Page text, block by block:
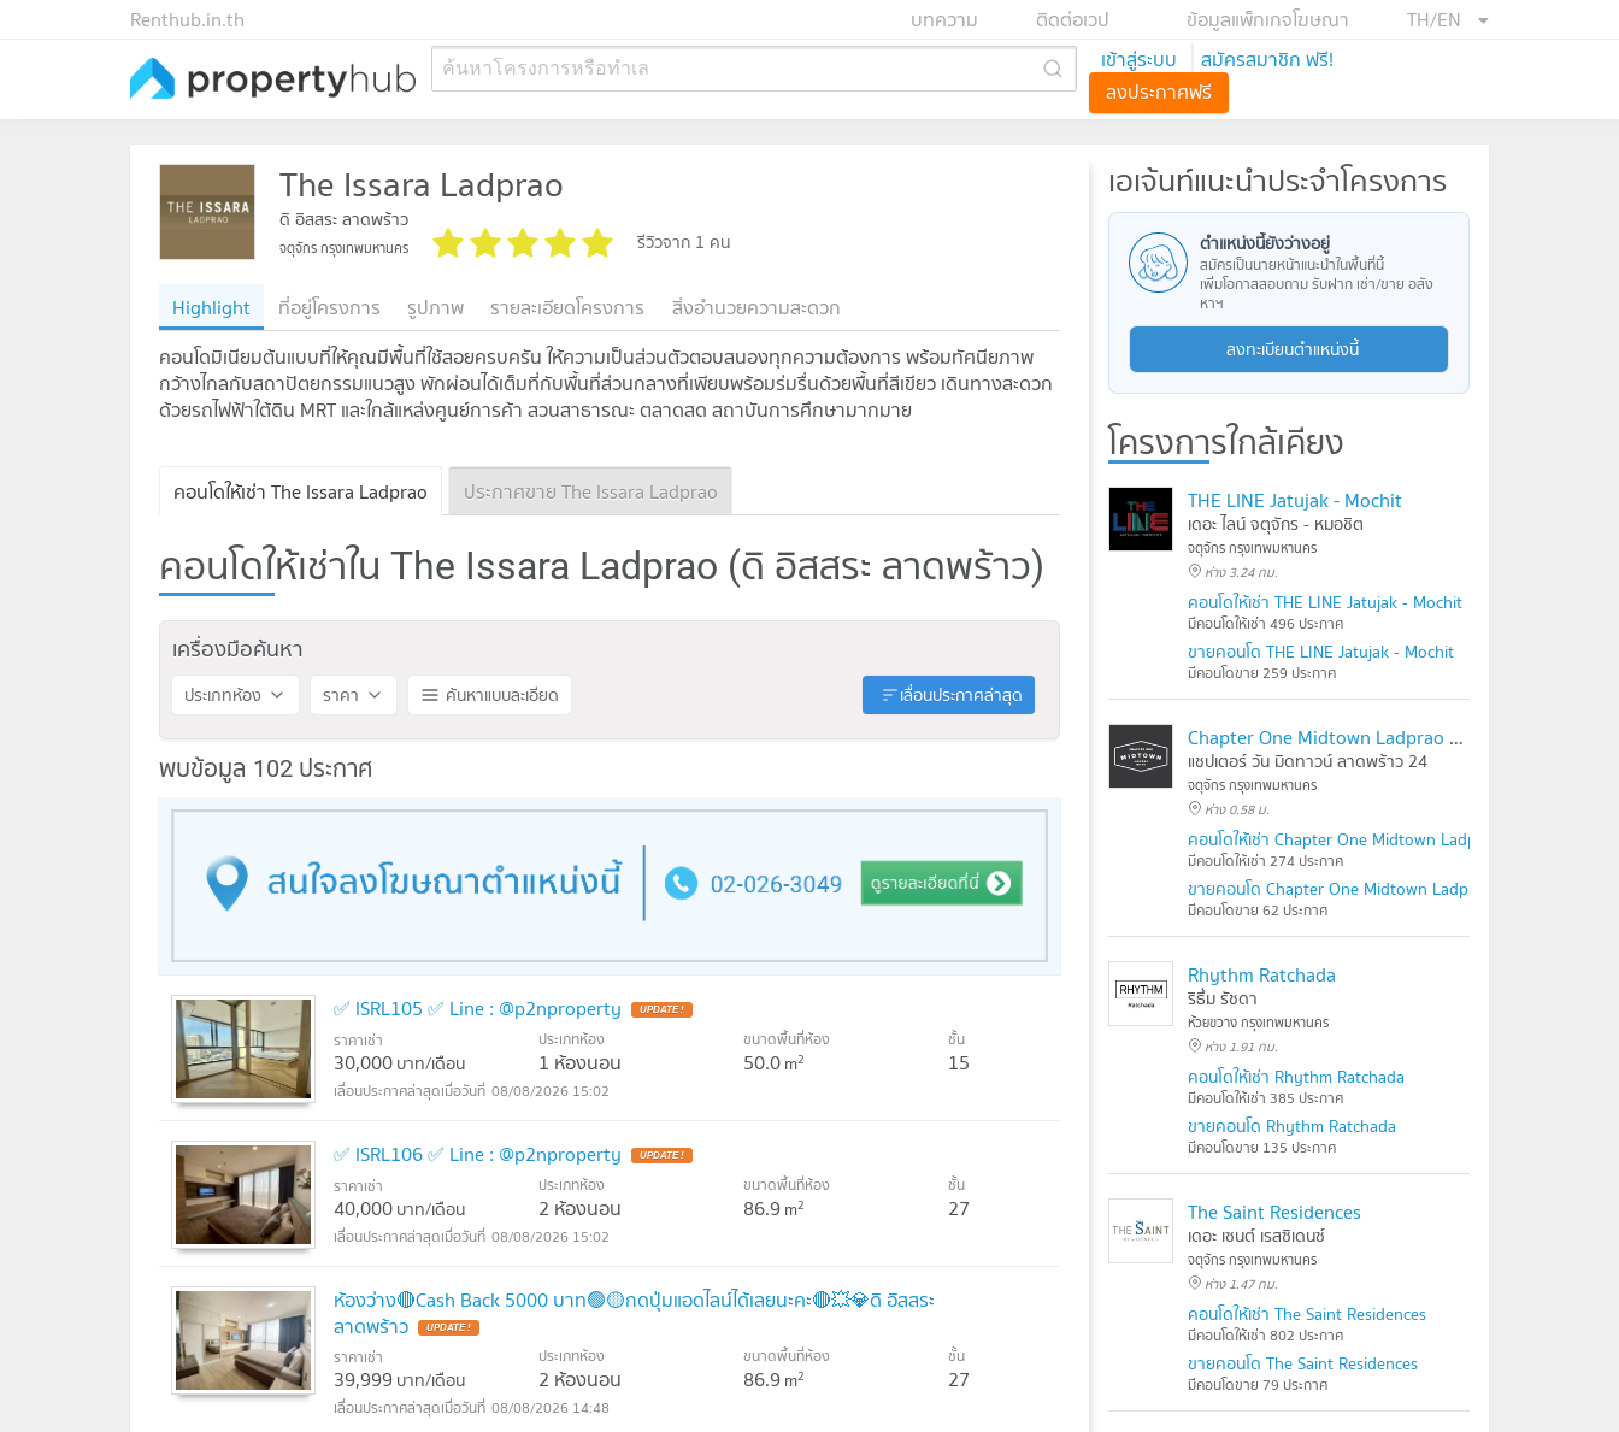
TH/EN
ข้อมูลแพ็กเกจโฆษณา
ติดต่อเวป
บทความ
Renthub.in.th
ค้นหาโครงการหรือทำเล เข้าสู่ระบบ
สมัครสมาชิก ฟรี!
ลงประกาศฟรี
The Issara Ladprao
ดิ อิสสระ ลาดพร้าว
จตุจักร กรุงเทพมหานคร รีวิวจาก 1 คน
Highlight ที่อยู่โครงการ รูปภาพ รายละเอียดโครงการ
สิ่งอำนวยความสะดวก
คอนโดมิเนียมต้นแบบที่ให้คุณมีพื้นที่ใช้สอยครบครัน ให้ความเป็นส่วนตัวตอบสนองทุกความต้องการ พร้อมทัศนียภาพ
กว้างไกลกับสถาปัตยกรรมแนวสูง พักผ่อนได้เต็มที่กับพื้นที่ส่วนกลางที่เพียบพร้อมร่มรื่นด้วยพื้นที่สีเขียว เดินทางสะดวก
ด้วยรถไฟฟ้าใต้ดิน MRT และใกล้แหล่งศูนย์การค้า สวนสาธารณะ ตลาดสด สถาบันการศึกษามากมาย
คอนโดให้เช่า The Issara Ladprao ประกาศขาย The Issara Ladprao
คอนโดให้เช่าใน The Issara Ladprao (ดิ อิสสระ ลาดพร้าว)
เครื่องมือค้นหา
ประเภทห้อง ราคา ค้นหาแบบละเอียด เลื่อนประกาศล่าสุด
พบข้อมูล 102 ประกาศ
✅ ISRL105 ✅ Line : @p2nproperty UPDATE !
ราคาเช่า
30,000บาท/เดือน
ประเภทห้อง
1 ห้องนอน
ขนาดพื้นที่ห้อง
50.0m2
ชั้น
15
08/08/2026 15:02
✅ ISRL106 ✅ Line : @p2nproperty UPDATE !
ราคาเช่า
40,000บาท/เดือน
ประเภทห้อง
2 ห้องนอน
ขนาดพื้นที่ห้อง
86.9m2
ชั้น
27
08/08/2026 15:02
ห้องว่าง🔴Cash Back 5000 บาท🟢🟡กดปุ่มแอดไลน์ได้เลยนะคะ🔴💥💎ดิ อิสสระ
ลาดพร้าว
UPDATE !
ราคาเช่า
39,999บาท/เดือน
ประเภทห้อง
2 ห้องนอน
ขนาดพื้นที่ห้อง
86.9m2
ชั้น
27
08/08/2026 14:48
เอเจ้นท์แนะนำประจำโครงการ
ตำแหน่งนี้ยังว่างอยู่
สมัครเป็นนายหน้าแนะนำในพื้นที่นี้
เพิ่มโอกาสสอบถาม รับฝาก เช่า/ขาย อสัง
หาฯ
ลงทะเบียนตำแหน่งนี้
โครงการใกล้เคียง
THE LINE Jatujak - Mochit
เดอะ ไลน์ จตุจักร - หมอชิต
จตุจักร กรุงเทพมหานคร
ห่าง 3.24 กม.
คอนโดให้เช่า THE LINE Jatujak - Mochit
มีคอนโดให้เช่า 496 ประกาศ
ขายคอนโด THE LINE Jatujak - Mochit
มีคอนโดขาย 259 ประกาศ
Chapter One Midtown Ladprao 24
แชปเตอร์ วัน มิดทาวน์ ลาดพร้าว 24
จตุจักร กรุงเทพมหานคร
ห่าง 0.58 ม.
คอนโดให้เช่า Chapter One Midtown Ladprao 24
มีคอนโดให้เช่า 274 ประกาศ
ขายคอนโด Chapter One Midtown Ladprao 24
มีคอนโดขาย 62 ประกาศ
Rhythm Ratchada
ริธึ่ม รัชดา
ห้วยขวาง กรุงเทพมหานคร
ห่าง 1.91 กม.
คอนโดให้เช่า Rhythm Ratchada
มีคอนโดให้เช่า 385 ประกาศ
ขายคอนโด Rhythm Ratchada
มีคอนโดขาย 135 ประกาศ
The Saint Residences
เดอะ เซนต์ เรสซิเดนซ์
จตุจักร กรุงเทพมหานคร
ห่าง 1.47 กม.
คอนโดให้เช่า The Saint Residences
มีคอนโดให้เช่า 802 ประกาศ
ขายคอนโด The Saint Residences
มีคอนโดขาย 79 ประกาศ